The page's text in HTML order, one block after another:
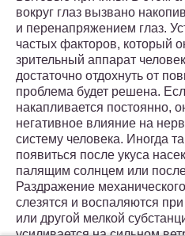
вокруг глаз вызвано
и перенапряжением глаз.
частых факторов, который
зрительный аппарат
достаточно отдохнуть от
проблема будет решена.
накапливается постоянно,
негативное влияние на
систему человека. Иногда
появиться после укуса
палящим солнцем или
Раздражение
слезятся и воспаляются
или другой мелкой